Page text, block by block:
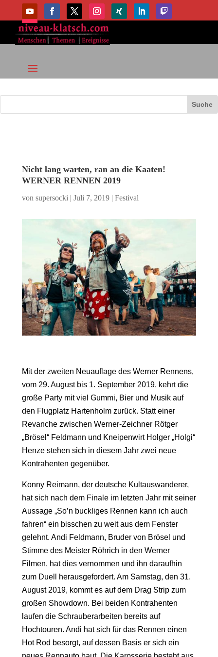
Nicht lang warten, ran an die Kaaten!
WERNER RENNEN 2019
von supersocki | Juli 7, 2019| Festival
Mit der zweiten Neuauflage des Werner Rennens,
vom 29. August bis 1. September 2019, kehrt die
große Party mit viel Gummi, Bier und Musik auf
den Flugplatz Hartenholm zurück. Statt einer
Revanche zwischen Werner-Zeichner Rötger
„Brösel“ Feldmann und Kneipenwirt Holger „Holgi“
Henze stehen sich in diesem Jahr zwei neue
Kontrahenten gegenüber.
Konny Reimann, der deutsche Kultauswanderer,
hat sich nach dem Finale im letzten Jahr mit seiner
Aussage „So’n buckliges Rennen kann ich auch
fahren“ ein bisschen zu weit aus dem Fenster
gelehnt. Andi Feldmann, Bruder von Brösel und
Stimme des Meister Röhrich in den Werner
Filmen, hat dies vernommen und ihn daraufhin
zum Duell herausgefordert. Am Samstag, den 31.
August 2019, kommt es auf dem Drag Strip zum
großen Showdown. Bei beiden Kontrahenten
laufen die Schrauberarbeiten bereits auf
Hochtouren. Andi hat sich für das Rennen einen
Hot Rod besorgt, auf dessen Basis er sich ein